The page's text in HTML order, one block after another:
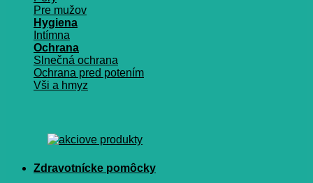
Pre mužov
Hygiena
Intímna
Ochrana
Slnečná ochrana
Ochrana pred potením
Vši a hmyz
Zdravotnícke pomôcky